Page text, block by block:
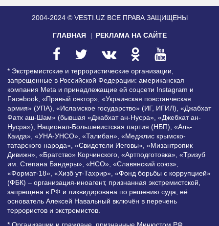
2004-2024 © VESTI.UZ ВСЕ ПРАВА ЗАЩИЩЕНЫ
ГЛАВНАЯ РЕКЛАМА НА САЙТЕ
* Экстремистские и террористические организации,
запрещенные в Российской Федерации: американская
компания Meta и принадлежащие ей соцсети Instagram и
Facebook, «Правый сектор», «Украинская повстанческая
армия» (УПА), «Исламское государство» (ИГ, ИГИЛ), «Джабхат
Фатх аш-Шам» (бывшая «Джабхат ан-Нусра», «Джебхат ан-
Нусра»), Национал-Большевистская партия (НБП), «Аль-
Каида», «УНА-УНСО», «Талибан», «Меджлис крымско-
татарского народа», «Свидетели Иеговы», «Мизантропик
Дивижн», «Братство» Корчинского, «Артподготовка», «Тризуб
им. Степана Бандеры», «НСО», «Славянский союз»,
«Формат-18», «Хизб ут-Тахрир», «Фонд борьбы с коррупцией»
(ФБК) – организация-иноагент, признанная экстремистской,
запрещена в РФ и ликвидирована по решению суда; её
основатель Алексей Навальный включён в перечень
террористов и экстремистов.
* Организации и граждане, признанные Минюстом РФ